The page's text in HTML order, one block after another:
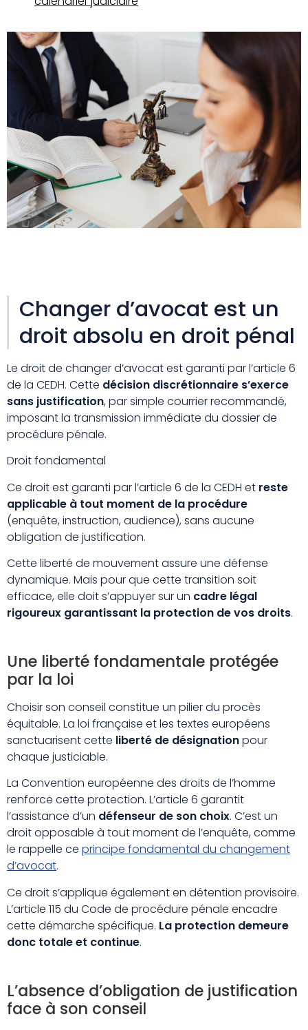
Changer d’avocat est un
droit absolu en droit pénal
Le droit de changer d’avocat est garanti par l’article 6
de la CEDH. Cette décision discrétionnaire s’exerce
sans justification, par simple courrier recommandé,
imposant la transmission immédiate du dossier de
procédure pénale.
Droit fondamental
Ce droit est garanti par l’article 6 de la CEDH et reste
applicable à tout moment de la procédure
(enquête, instruction, audience), sans aucune
obligation de justification.
Cette liberté de mouvement assure une défense
dynamique. Mais pour que cette transition soit
efficace, elle doit s’appuyer sur un cadre légal
rigoureux garantissant la protection de vos droits.
Une liberté fondamentale protégée
par la loi
Choisir son conseil constitue un pilier du procès
équitable. La loi française et les textes européens
sanctuarisent cette liberté de désignationpour
chaque justiciable.
La Convention européenne des droits de l’homme
renforce cette protection. L’article 6 garantit
l’assistance d’un défenseur de son choix. C’est un
droit opposable à tout moment de l’enquête, comme
le rappelle ce principe fondamental du changement
d’avocat.
Ce droit s’applique également en détention provisoire.
L’article 115 du Code de procédure pénale encadre
cette démarche spécifique. La protection demeure
donc totale et continue.
L’absence d’obligation de justification
face à son conseil